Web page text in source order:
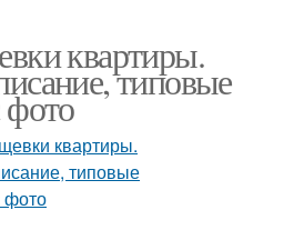
квартиры.
типовые
фото